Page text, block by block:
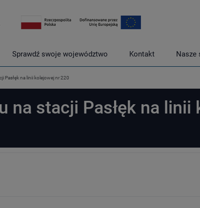
Sprawdź swoje województwo Kontakt Nasze
Pasłęk na linii kolejowej nr 220
na stacji Pasłęk na linii